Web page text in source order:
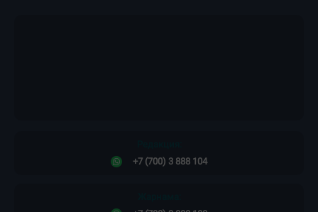
+7 (700) 3 888 104